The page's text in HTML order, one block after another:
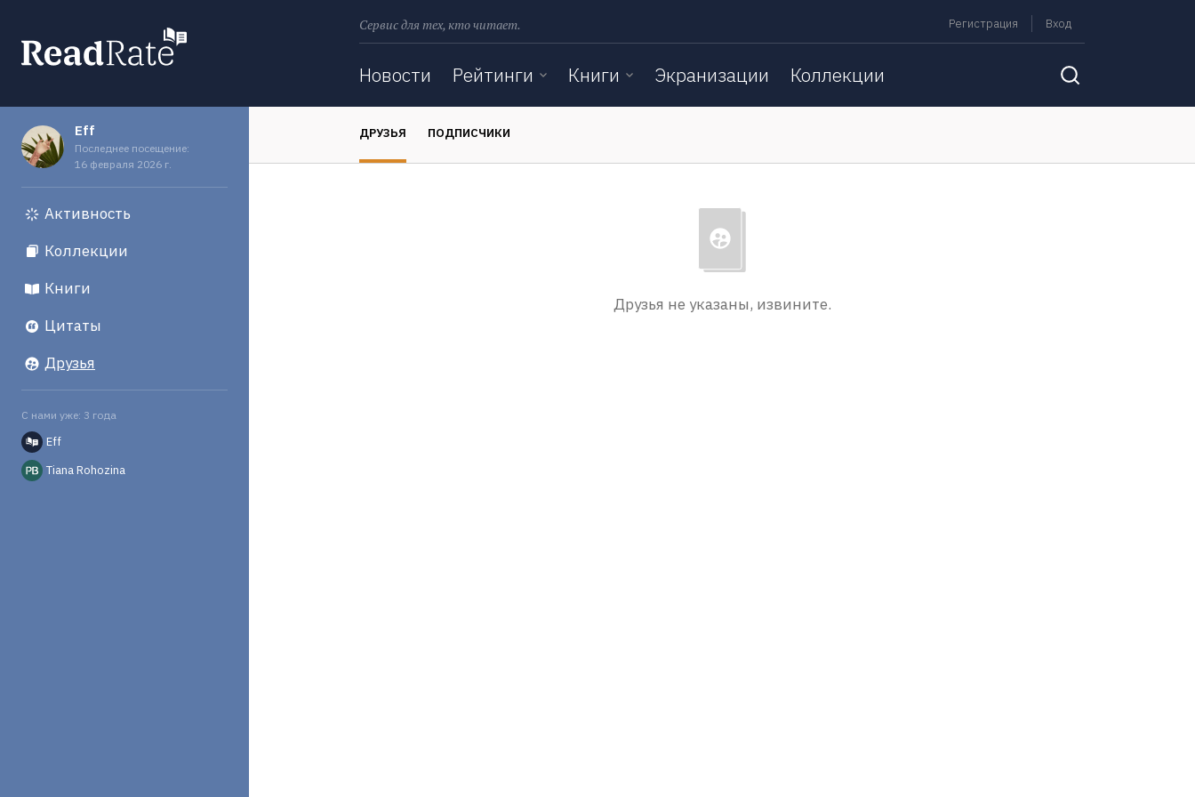
Сервис для тех, кто читает. Регистрация Вход
Новости Рейтинги Книги Экранизации Коллекции
Eff
Последнее посещение:
16 февраля 2026 г.
Активность
Коллекции
Книги
Цитаты
Друзья
С нами уже: 3 года
Eff
Tiana Rohozina
ДРУЗЬЯ ПОДПИСЧИКИ
Друзья не указаны, извините.